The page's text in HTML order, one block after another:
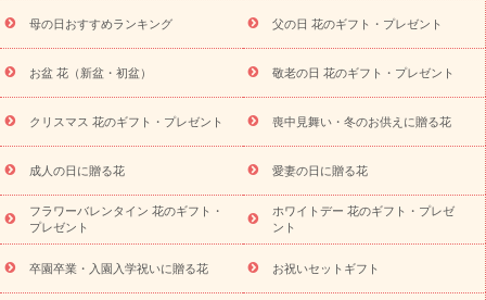
供え・お悔やみ商品一覧
お供え・お悔やみの花
四十九日法要以
降に贈る花
通夜・葬儀に贈る花
お供え お花とセットギフト
お供え プリザーブドフラワー
ペットのお供えフラワー
お盆（新
盆・初盆）
その他 お祝い返し お見舞い
お取り寄せギフト
ビジネス用
ご自宅用 観葉植物 ミディ胡蝶蘭
プリザーブ
ドフラワー
スタイルから探す アレンジメント 花束
スタ
ンド花
お祝い お供え・お悔やみ 胡蝶蘭 胡蝶蘭・花鉢
ディ胡蝶蘭・お祝い
ミディ胡蝶蘭・お供え
世界初の青色胡蝶蘭
観葉植物
観葉植物 産直多肉植物
プリザーブドフラワー
お祝い
お供え・お悔やみ 花とセットギフト
セミオーダー
プチギフト（hanamore -ハナモア-）
花とみどりのeギフト
キューピットのeGfit
カラー ピンク イエローオレンジ
レッ
母の日おすすめランキング 父の日 花のギフト・プレゼント
お盆 花（新盆・初盆） 敬老の日 花のギフト・プレゼント
クリスマス 花のギフト・プレゼント 喪中見舞い・冬のお供えに贈る花
成人の日に贈る花 愛妻の日に贈る花
フラワーバレンタイン 花のギフト・
プレゼント
ホワイトデー 花のギフト・プレゼ
ント
卒園卒業・入園入学祝いに贈る花 お祝いセットギフト